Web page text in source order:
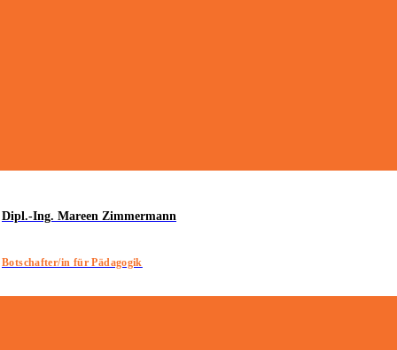
Dipl.-Ing. Mareen Zimmermann
Botschafter/in für Pädagogik